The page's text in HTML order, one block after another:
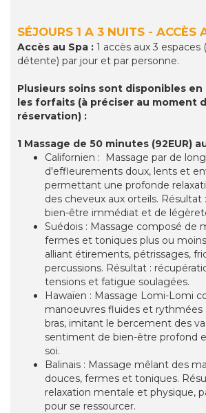
SÉJOURS 1 A 3 NUITS - ACCÈS
Accès au Spa : 1 accès aux 3
détente) par jour et par personne.
Plusieurs soins sont disponibles
les forfaits (à préciser au moment
réservation) :
1 Massage de 50 minutes (92EUR)
Californien : Massage par de
d'effleurements doux, lents et
permettant une profonde
des cheveux aux orteils. Résultat
bien-être immédiat et de
Suédois : Massage composé de
fermes et toniques plus ou
alliant étirements, pétrissages,
percussions. Résultat :
tensions et fatigue soulagées.
Hawaïen : Massage Lomi-Lomi
manoeuvres fluides et rythmées
bras, imitant le bercement des
sentiment de bien-être profond
soi.
Balinais : Massage mêlant des
douces, fermes et toniques.
relaxation mentale et physique,
pour se ressourcer.